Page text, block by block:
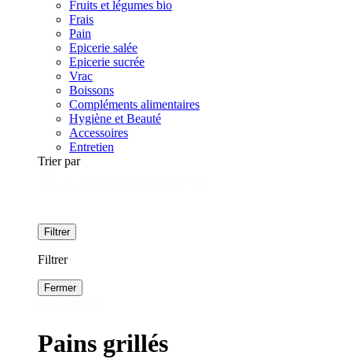
Fruits et légumes bio
Frais
Pain
Epicerie salée
Epicerie sucrée
Vrac
Boissons
Compléments alimentaires
Hygiène et Beauté
Accessoires
Entretien
Trier par
Filtrer
Filtrer
Fermer
Pains grillés